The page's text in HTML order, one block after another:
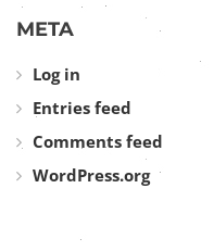
META
Log in
Entries feed
Comments feed
WordPress.org